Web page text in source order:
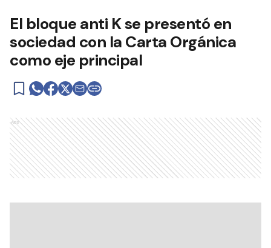
El bloque anti K se presentó en
sociedad con la Carta Orgánica
como eje principal
Ads